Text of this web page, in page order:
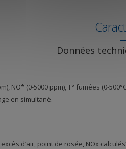
Données
NO* (0-5000 ppm), T° fumées (0-
en simultané.
d’air, point de rosée, NOx